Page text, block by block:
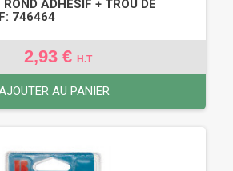
ADHESIF + TROU DE
746464
2,93 € H.T
AU PANIER